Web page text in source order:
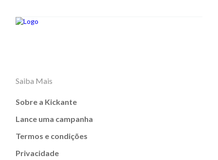
Saiba Mais
Sobre a Kickante
Lance uma campanha
Termos e condições
Privacidade